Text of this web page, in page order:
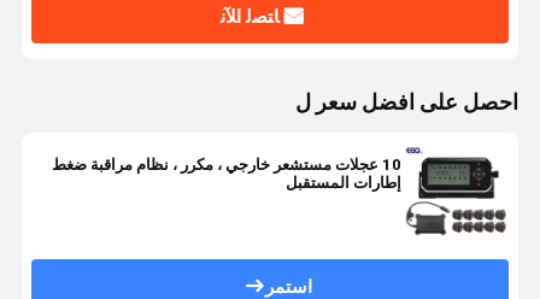
ﺎﺘﺼﻟ ﺍﻶﻧ
احصل على افضل سعر ل
10 عجلات مستشعر خارجي ، مكرر ، نظام مراقبة ضغط
إطارات المستقبل
استمر